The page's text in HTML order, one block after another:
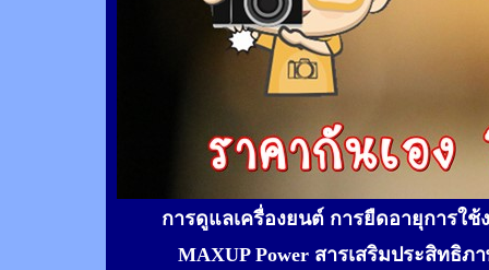
การดูแลเครื่องยนต์ การยืดอายุการใ
MAXUP Power สารเสริมประสิทธิ